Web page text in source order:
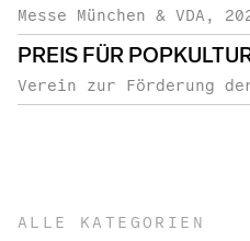
Messe München & VDA
PREIS FÜR
Verein zur Förderung
ALLE KATEGORIEN